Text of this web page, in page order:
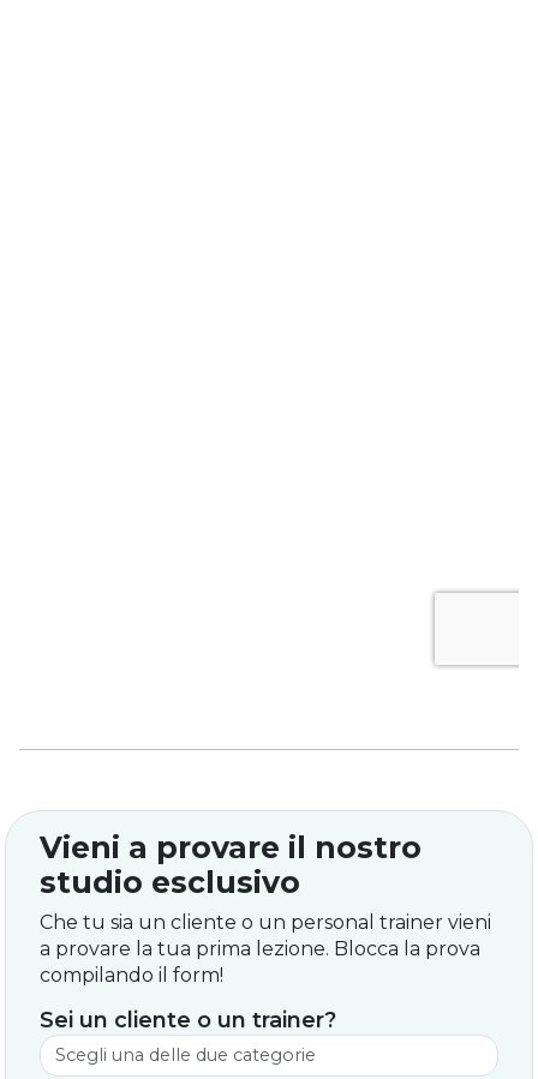
Vieni a provare il nostro
studio esclusivo
Che tu sia un cliente o un personal trainer vieni
a provare la tua prima lezione. Blocca la prova
compilando il form!
Sei un cliente o un trainer?